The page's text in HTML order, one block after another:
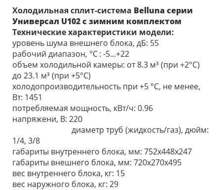
Холодильная сплит-система Belluna серии
Универсал U102с зимним комплектом
Технические характеристики модели:
уровень шума внешнего блока, дБ: 55
рабочий диапазон, °С: -5...+22
объем холодильной камеры: от 8.3 м³ (при +2°С)
до 23.1 м³ (при +5°С)
холодопроизводительность при +5 °С, не менее,
Вт: 1451
потребляемая мощность, кВт/ч: 0.96
напряжени, В: 220
диаметр труб (жидкость/газ), дюйм:
1/4, 3/8
габариты внутреннего блока, мм: 752x448x247
габариты внешнего блока, мм: 720х270х495
вес внутреннего блока, кг: 15
вес наружного блока, кг: 29